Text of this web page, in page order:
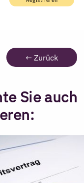
← Zurück
Sie auch